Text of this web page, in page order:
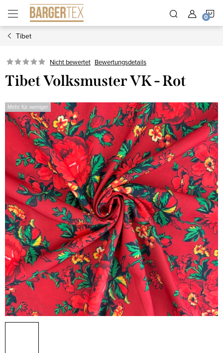
Inhalt
springen
Tibet
Nicht bewertet Bewertungsdetails
Tibet Volksmuster VK - Rot
Mehr für weniger